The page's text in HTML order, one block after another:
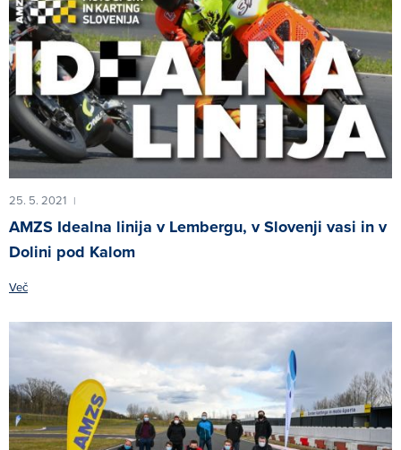
25. 5. 2021 |
AMZS Idealna linija v Lembergu, v Slovenji vasi in v
Dolini pod Kalom
Več